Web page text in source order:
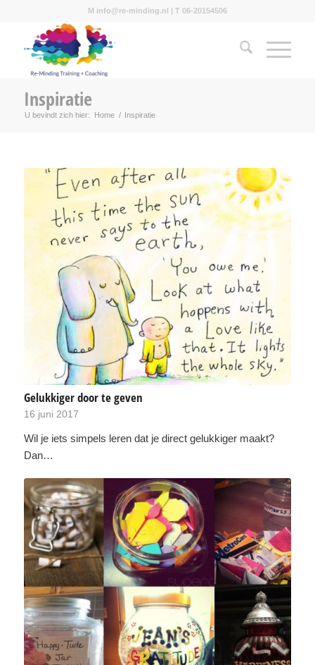
M info@re-minding.nl | T 06-20154506
Inspiratie
U bevindt zich hier: Home / Inspiratie
Gelukkiger door te geven
16 juni 2017
Wil je iets simpels leren dat je direct gelukkiger maakt?
Dan…